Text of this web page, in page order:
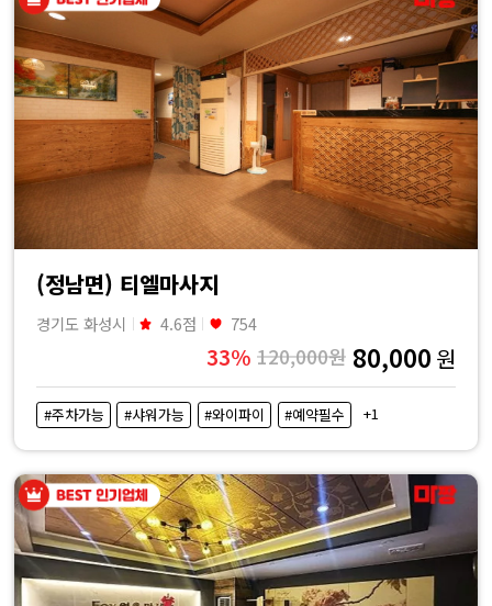
(정남면) 티엘마사지
경기도 화성시 4.6점 754
33% 120,000원 80,000 원
#주차가능 #샤워가능 #와이파이 #예약필수 +1